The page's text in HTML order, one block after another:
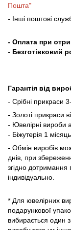
Пошта"
- Інші поштові
- Оплата при
- Безготівковий
Гарантія від
- Срібні прикраси
- Золоті прикраси
- Ювелірні вироби
- Біжутерія 1 місяць
- Обмін виробів
днів, при
згідно дотримання
індивідуально.
* Для ювелірних
подарункової
вибирається один